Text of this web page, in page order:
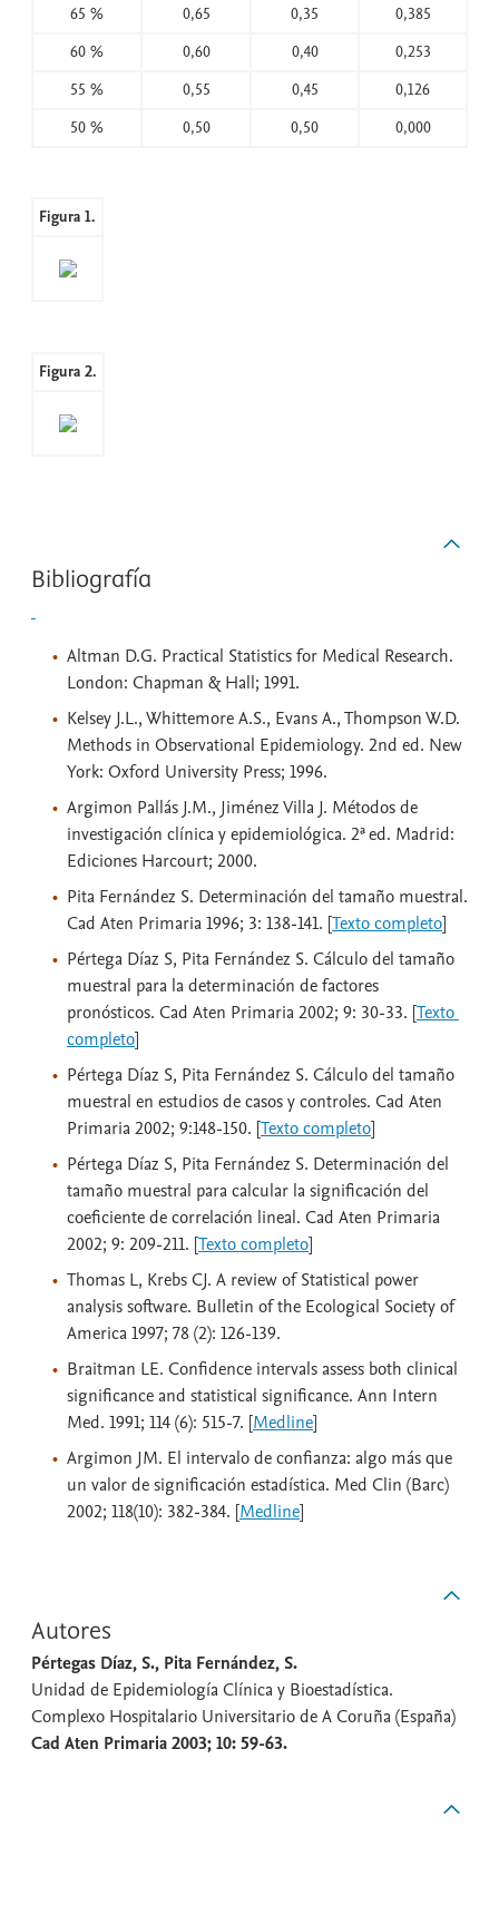
65 % 0,65 0,35
0,385
60 %
0,60 0,40
0,253
55 %
0,55 0,45
0,126
50 %
0,50 0,50 0,000
Figura 1.
Figura 2.
Bibliografía
Altman D.G. Practical Statistics for Medical Research.
London: Chapman & Hall; 1991.
Kelsey J.L., Whittemore A.S., Evans A., Thompson W.D.
Methods in Observational Epidemiology. 2nd ed. New
York: Oxford University Press; 1996.
Argimon Pallás J.M., Jiménez Villa J. Métodos de
investigación clínica y epidemiológica. 2ª ed. Madrid:
Ediciones Harcourt; 2000.
Pita Fernández S. Determinación del tamaño muestral.
Cad Aten Primaria 1996; 3: 138-141. [Texto completo]
Pértega Díaz S, Pita Fernández S. Cálculo del tamaño
muestral para la determinación de factores
pronósticos. Cad Aten Primaria 2002; 9: 30-33. [Texto
completo]
Pértega Díaz S, Pita Fernández S. Cálculo del tamaño
muestral en estudios de casos y controles. Cad Aten
Primaria 2002; 9:148-150. [Texto completo]
Pértega Díaz S, Pita Fernández S. Determinación del
tamaño muestral para calcular la significación del
coeficiente de correlación lineal. Cad Aten Primaria
2002; 9: 209-211. [Texto completo]
Thomas L, Krebs CJ. A review of Statistical power
analysis software. Bulletin of the Ecological Society of
America 1997; 78 (2): 126-139.
Braitman LE. Confidence intervals assess both clinical
significance and statistical significance. Ann Intern
Med. 1991; 114 (6): 515-7. [Medline]
Argimon JM. El intervalo de confianza: algo más que
un valor de significación estadística. Med Clin (Barc)
2002; 118(10): 382-384. [Medline]
Autores
Pértegas Díaz, S., Pita Fernández, S.
Unidad de Epidemiología Clínica y Bioestadística.
Complexo Hospitalario Universitario de A Coruña (España)
Cad Aten Primaria 2003; 10: 59-63.